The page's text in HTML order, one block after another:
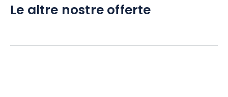
Le altre nostre offerte